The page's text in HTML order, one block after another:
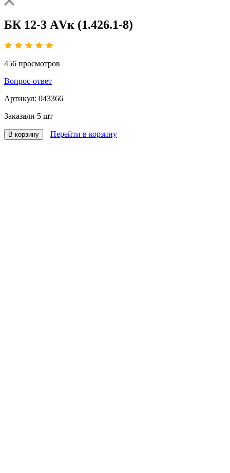
БК 12-3 АVк (1.426.1-8)
456 просмотров
Вопрос-ответ
Артикул: 043366
Заказали 5 шт
В корзину Перейти в корзину